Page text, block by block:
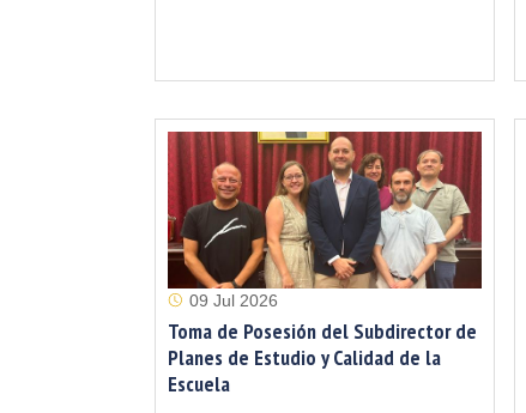
09 Jul 2026
Toma de Posesión del Subdirector de
Planes de Estudio y Calidad de la
Escuela